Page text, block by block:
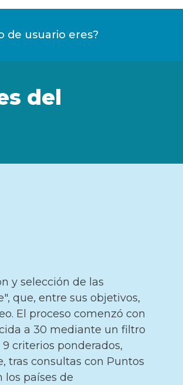
de usuario eres?
del
y selección de las
que, entre sus objetivos,
El proceso comenzó con
a 30 mediante un filtro
criterios ponderados,
tras consultas con Puntos
los países de